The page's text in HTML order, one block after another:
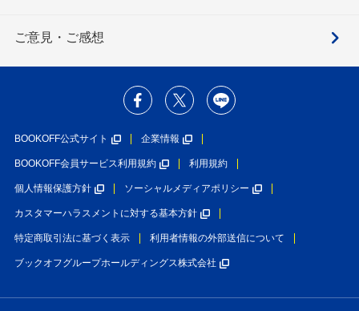
ご意見・ご感想
BOOKOFF公式サイト 企業情報
BOOKOFF会員サービス利用規約 利用規約
個人情報保護方針 ソーシャルメディアポリシー
カスタマーハラスメントに対する基本方針
特定商取引法に基づく表示 利用者情報の外部送信について
ブックオフグループホールディングス株式会社